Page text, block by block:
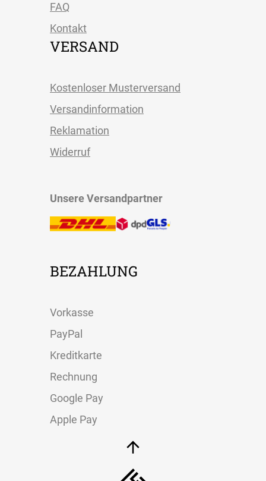
FAQ
Kontakt
VERSAND
Kostenloser Musterversand
Versandinformation
Reklamation
Widerruf
Unsere Versandpartner
BEZAHLUNG
Vorkasse
PayPal
Kreditkarte
Rechnung
Google Pay
Apple Pay